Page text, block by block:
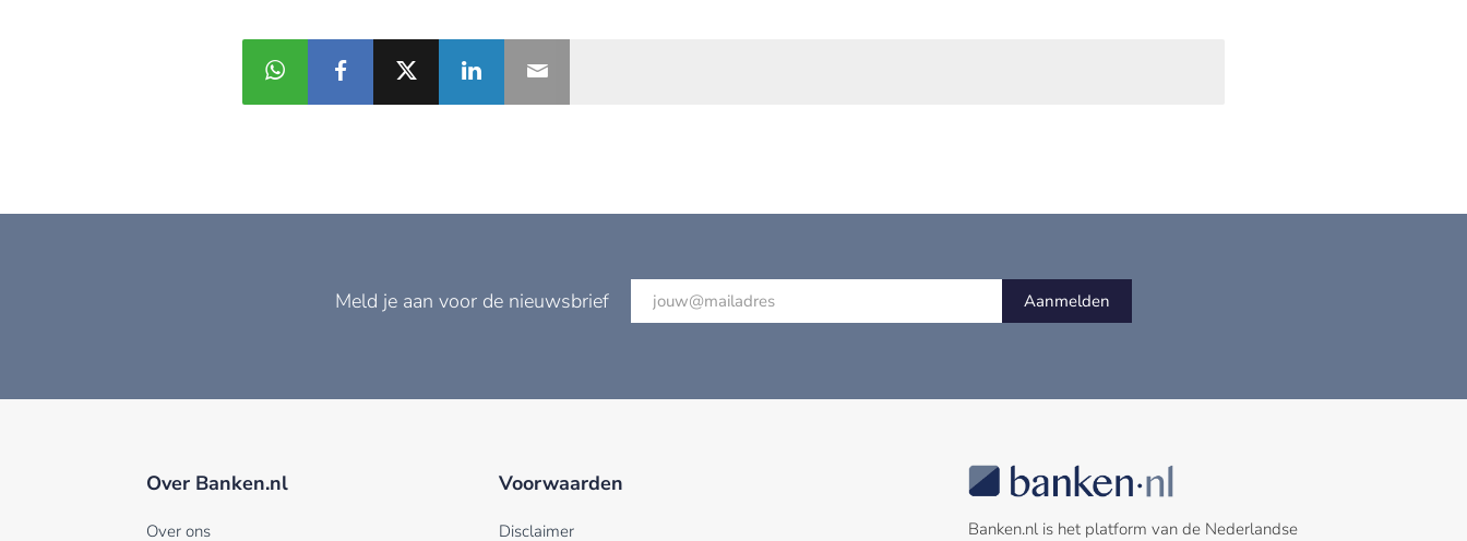
Meld je aan voor de nieuwsbrief Aanmelden
Over Banken.nl
Over ons
Voorwaarden
Disclaimer Banken.nl is het platform van de Nederlandse